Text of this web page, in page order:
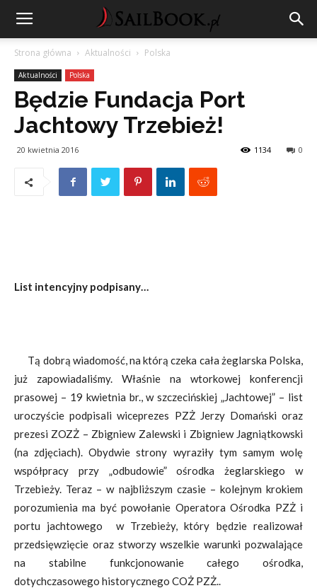
Strona główna Aktualności Polska
Aktualności Polska
Będzie Fundacja Port
Jachtowy Trzebież!
20 kwietnia 2016 0
1134
List intencyjny podpisany…
Tą dobrą wiadomość, na którą czeka cała żeglarska Polska,
już zapowiadaliśmy. Właśnie na wtorkowej konferencji
prasowej – 19 kwietnia br., w szczecińskiej „Jachtowej” – list
uroczyście podpisali wiceprezes PZŻ Jerzy Domański oraz
prezesi ZOZŻ – Zbigniew Zalewski i Zbigniew Jagniątkowski
(na zdjęciach). Obydwie strony wyraziły tym samym wolę
współpracy przy „odbudowie” ośrodka żeglarskiego w
Trzebieży. Teraz – w najbliższym czasie – kolejnym krokiem
porozumienia ma być powołanie Operatora Ośrodka PZŻ i
portu jachtowego w Trzebieży, który będzie realizował
przedsięwzięcie oraz stworzy wszelkie warunki pozwalające
na stabilne funkcjonowanie całego ośrodka,
dotychczasowego historycznego COŻ PZŻ..